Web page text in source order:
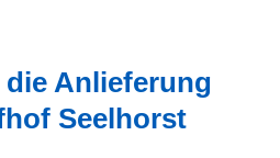
die Anlieferung
Seelhorst